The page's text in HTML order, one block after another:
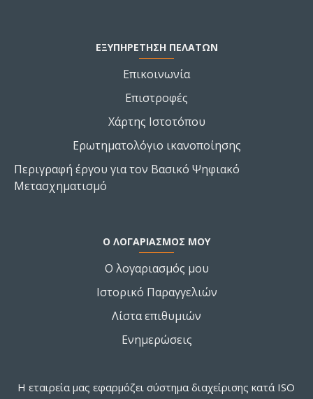
ΕΞΥΠΗΡΕΤΗΣΗ ΠΕΛΑΤΩΝ
Επικοινωνία
Επιστροφές
Χάρτης Ιστοτόπου
Ερωτηματολόγιο ικανοποίησης
Περιγραφή έργου για τον Βασικό Ψηφιακό
Μετασχηματισμό
Ο ΛΟΓΑΡΙΑΣΜΌΣ ΜΟΥ
Ο λογαριασμός μου
Ιστορικό Παραγγελιών
Λίστα επιθυμιών
Ενημερώσεις
Η εταιρεία μας εφαρμόζει σύστημα διαχείρισης κατά ISO